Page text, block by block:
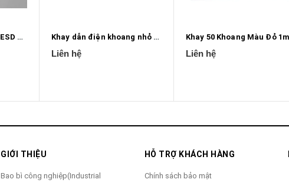
Khay chống tĩnh điện ESD 9.875mm x 7.875mm Khay dẫn điện khoang nhỏ 0.525mm x 0.525mm x 0.25mm
Liên hệ Liên hệ
GIỚI THIỆU
Bao bì công nghiệp(Industrial
HỖ TRỢ KHÁCH HÀNG
Chính sách bảo mật